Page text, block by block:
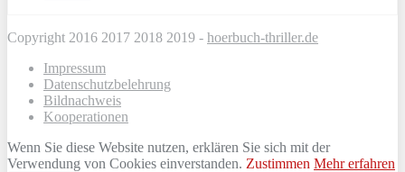
Copyright 2016 2017 2018 2019 - hoerbuch-thriller.de
Impressum
Datenschutzbelehrung
Bildnachweis
Kooperationen
Wenn Sie diese Website nutzen, erklären Sie sich mit der
Verwendung von Cookies einverstanden. Zustimmen Mehr erfahren